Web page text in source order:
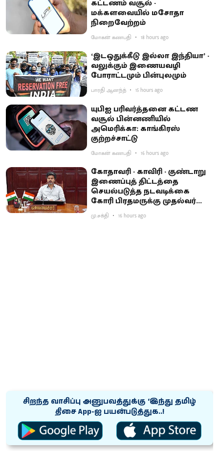
கட்டணம் வசூல் -
மக்களவையில் மசோதா
நிறைவேற்றம்
மோகன் கணபதி 18 hours ago
‘இடஒதுக்கீடு இல்லா இந்தியா’ -
வலுக்கும் இணையவழி
போராட்டமும் பின்புலமும்
பாரதி ஆனந்த் 15 hours ago
யுபிஐ பரிவர்த்தனை கட்டண
வசூல் பின்னணியில்
அமெரிக்கா: காங்கிரஸ்
குற்றச்சாட்டு
மோகன் கணபதி 16 hours ago
கோதாவரி - காவிரி - குண்டாறு
இணைப்புத் திட்டத்தை
செயல்படுத்த நடவடிக்கை
கோரி பிரதமருக்கு முதல்வர்
விஜய் கடிதம்
மு.சக்தி 16 hours ago
சிறந்த வாசிப்பு அனுபவத்துக்கு ‘இந்து தமிழ்
திசை App-ஐ பயன்படுத்துக..!